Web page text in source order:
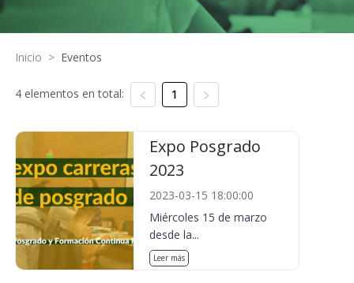
Inicio > Eventos
4 elementos en total: 1
Expo Posgrado
2023
2023-03-15 18:00:00
Miércoles 15 de marzo
desde la...
Leer más